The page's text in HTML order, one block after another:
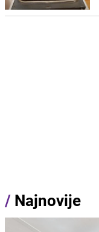
/ Najnovije